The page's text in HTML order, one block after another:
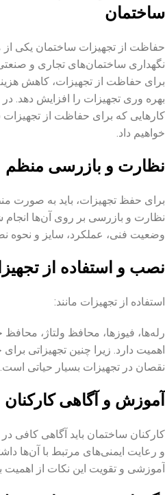
ساختمان
حفاظت از تجهیزات ساختمان یکی از
نگهداری ساختمان‌های تجاری و
برای حفاظت از تجهیزات، کاهش
بهره ‌وری تجهیزات را افزایش دهد. در
کارهایی که برای حفاظت از
خواهیم داد.
نظارت و بازرسی منظم
برای حفظ تجهیزات، باید به صورت
نظارت و بازرسی بر روی آن‌ها
وضعیت فنی، عملکرد، سایز و نحوه
نصب و استفاده از
استفاده از تجهیزات مانند:
رله‌ها، فیوزها، محافظ ولتاژ،
اهمیت دارد. زیرا چنین تجهیزاتی
نقصان در تجهیزات بسیار حیاتی است.
آموزش و آگاهی کارکنان
کارکنان ساختمان باید آگاهی کافی
و رعایت ایمنی‌های مرتبط با آن‌ها
آموزشی و تقویت این نکات از اهمیت